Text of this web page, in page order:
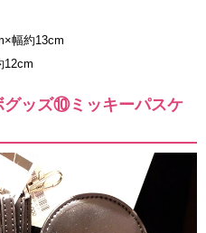
幅約13cm
12cm
グッズ⑩ミッキーパスケ